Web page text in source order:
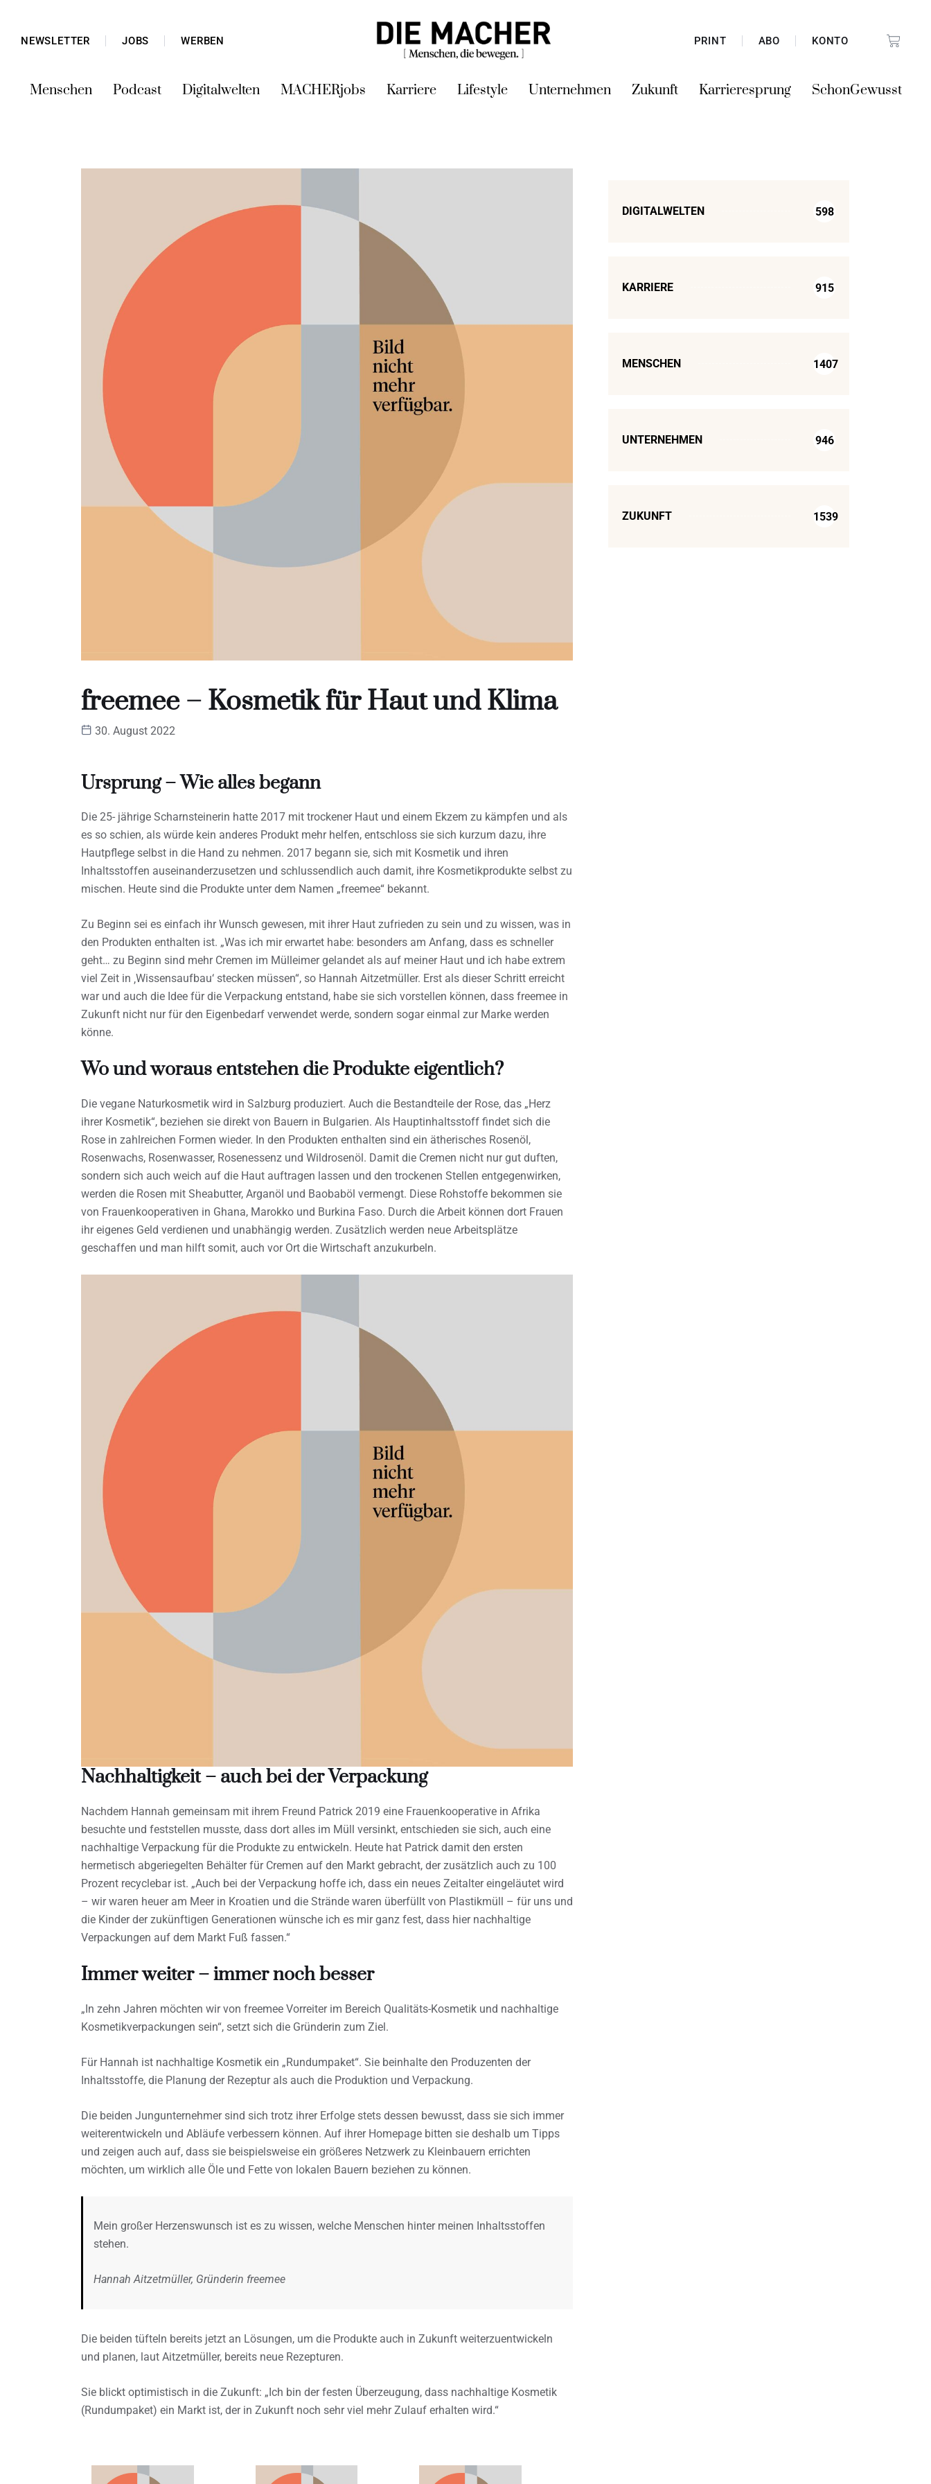
NEWSLETTER JOBS WERBEN PRINT ABO KONTO
Menschen Podcast Digitalwelten MACHERjobs Karriere Lifestyle Unternehmen Zukunft Karrieresprung SchonGewusst
freemee – Kosmetik für Haut und Klima
30. August 2022
Ursprung – Wie alles begann
Die 25- jährige Scharnsteinerin hatte 2017 mit trockener Haut und einem Ekzem zu kämpfen und als
es so schien, als würde kein anderes Produkt mehr helfen, entschloss sie sich kurzum dazu, ihre
Hautpflege selbst in die Hand zu nehmen. 2017 begann sie, sich mit Kosmetik und ihren
Inhaltsstoffen auseinanderzusetzen und schlussendlich auch damit, ihre Kosmetikprodukte selbst zu
mischen. Heute sind die Produkte unter dem Namen „freemee“ bekannt.
Zu Beginn sei es einfach ihr Wunsch gewesen, mit ihrer Haut zufrieden zu sein und zu wissen, was in
den Produkten enthalten ist. „Was ich mir erwartet habe: besonders am Anfang, dass es schneller
geht… zu Beginn sind mehr Cremen im Mülleimer gelandet als auf meiner Haut und ich habe extrem
viel Zeit in ‚Wissensaufbau‘ stecken müssen“, so Hannah Aitzetmüller. Erst als dieser Schritt erreicht
war und auch die Idee für die Verpackung entstand, habe sie sich vorstellen können, dass freemee in
Zukunft nicht nur für den Eigenbedarf verwendet werde, sondern sogar einmal zur Marke werden
könne.
Wo und woraus entstehen die Produkte eigentlich?
Die vegane Naturkosmetik wird in Salzburg produziert. Auch die Bestandteile der Rose, das „Herz
ihrer Kosmetik“, beziehen sie direkt von Bauern in Bulgarien. Als Hauptinhaltsstoff findet sich die
Rose in zahlreichen Formen wieder. In den Produkten enthalten sind ein ätherisches Rosenöl,
Rosenwachs, Rosenwasser, Rosenessenz und Wildrosenöl. Damit die Cremen nicht nur gut duften,
sondern sich auch weich auf die Haut auftragen lassen und den trockenen Stellen entgegenwirken,
werden die Rosen mit Sheabutter, Arganöl und Baobaböl vermengt. Diese Rohstoffe bekommen sie
von Frauenkooperativen in Ghana, Marokko und Burkina Faso. Durch die Arbeit können dort Frauen
ihr eigenes Geld verdienen und unabhängig werden. Zusätzlich werden neue Arbeitsplätze
geschaffen und man hilft somit, auch vor Ort die Wirtschaft anzukurbeln.
Nachhaltigkeit – auch bei der Verpackung
Nachdem Hannah gemeinsam mit ihrem Freund Patrick 2019 eine Frauenkooperative in Afrika
besuchte und feststellen musste, dass dort alles im Müll versinkt, entschieden sie sich, auch eine
nachhaltige Verpackung für die Produkte zu entwickeln. Heute hat Patrick damit den ersten
hermetisch abgeriegelten Behälter für Cremen auf den Markt gebracht, der zusätzlich auch zu 100
Prozent recyclebar ist. „Auch bei der Verpackung hoffe ich, dass ein neues Zeitalter eingeläutet wird
– wir waren heuer am Meer in Kroatien und die Strände waren überfüllt von Plastikmüll – für uns und
die Kinder der zukünftigen Generationen wünsche ich es mir ganz fest, dass hier nachhaltige
Verpackungen auf dem Markt Fuß fassen.“
Immer weiter – immer noch besser
„In zehn Jahren möchten wir von freemee Vorreiter im Bereich Qualitäts-Kosmetik und nachhaltige
Kosmetikverpackungen sein“, setzt sich die Gründerin zum Ziel.
Für Hannah ist nachhaltige Kosmetik ein „Rundumpaket“. Sie beinhalte den Produzenten der
Inhaltsstoffe, die Planung der Rezeptur als auch die Produktion und Verpackung.
Die beiden Jungunternehmer sind sich trotz ihrer Erfolge stets dessen bewusst, dass sie sich immer
weiterentwickeln und Abläufe verbessern können. Auf ihrer Homepage bitten sie deshalb um Tipps
und zeigen auch auf, dass sie beispielsweise ein größeres Netzwerk zu Kleinbauern errichten
möchten, um wirklich alle Öle und Fette von lokalen Bauern beziehen zu können.
Mein großer Herzenswunsch ist es zu wissen, welche Menschen hinter meinen Inhaltsstoffen
stehen.
Hannah Aitzetmüller, Gründerin freemee
Die beiden tüfteln bereits jetzt an Lösungen, um die Produkte auch in Zukunft weiterzuentwickeln
und planen, laut Aitzetmüller, bereits neue Rezepturen.
Sie blickt optimistisch in die Zukunft: „Ich bin der festen Überzeugung, dass nachhaltige Kosmetik
(Rundumpaket) ein Markt ist, der in Zukunft noch sehr viel mehr Zulauf erhalten wird.“
DIGITALWELTEN 598
KARRIERE 915
MENSCHEN 1407
UNTERNEHMEN 946
ZUKUNFT 1539